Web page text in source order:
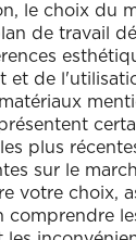
le choix du
de travail
et de
plus
sur le
votre choix,
comprendre